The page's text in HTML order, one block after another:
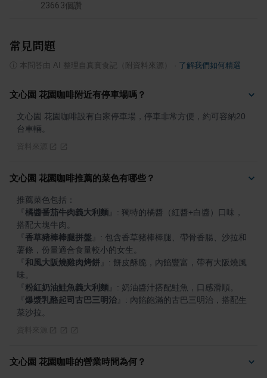
23663個讚
常見問題
本問答由 AI 整理自真實食記（附資料來源） 了解我們如何精選
文心園 花園咖啡附近有停車場嗎？
文心園 花園咖啡設有自家停車場，停車非常方便，約可容納20
台車輛。
文心園 花園咖啡推薦的菜色有哪些？
橘醬番茄牛肉義大利麵
: 獨特的橘醬（紅醬+白醬）口味，
香草豬棒棒腿拼盤
: 包含香草豬棒棒腿、帶骨香腸、沙拉和
和風大阪燒雞肉烤餅
: 餅皮酥脆，內餡豐富，帶有大阪燒風
粉紅奶油鮭魚義大利麵
爆漿乳酪起司古巴三明治
: 內餡飽滿的古巴三明治，搭配生
菜沙拉。
文心園 花園咖啡的營業時間為何？